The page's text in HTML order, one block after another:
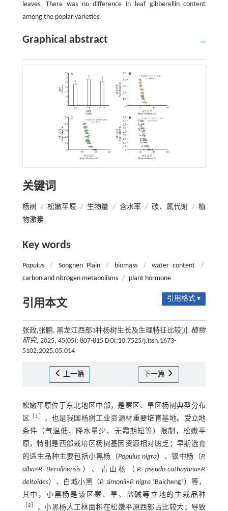
leaves. There was no difference in leaf gibberellin content
among the poplar varieties.
Graphical abstract
关键词
杨树 / 松嫩平原 / 生物量 / 含水率 / 碳、氮代谢 / 植
物激素
Key words
Populus / Songnen Plain / biomass / water content
/
carbon and nitrogen metabolisms / plant hormone
引用本文 引用格式 ▾
张政,张鹏. 黑龙江西部3种杨树生长及生理特征比较[J]. 植物
研究, 2025, 45(05): 807-815 DOI:10.7525/j.issn.1673-
5102.2025.05.014
上一篇 下一篇
松嫩平原位于东北地区中部，是寒区、旱区杨树典型分布
区
1
，也是我国杨树工业资源材重要培育基地。受立地
条件（气温低、降水量少、无霜期短等）限制，松嫩平
原，特别是西部栽培区杨树基因资源相对匮乏；早期选育
的适生品种主要包括小黑杨（Populus nigra）、银中杨（P.
alba×P. Berolinensis）、青山杨（P. pseudo-cathayana×P.
deltoides）、白城小黑（P. simonii×P. nigra ‘Baicheng’）等，
其中，小黑杨是该区寒、旱、盐碱等立地的主栽品种
［2 ，小黑杨人工林面积在松嫩平原西部占比较大；导致